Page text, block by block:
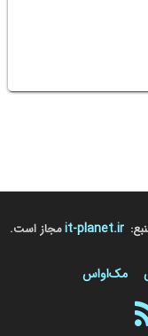
it-planet.irمجاز است.
مک‌او‌اس